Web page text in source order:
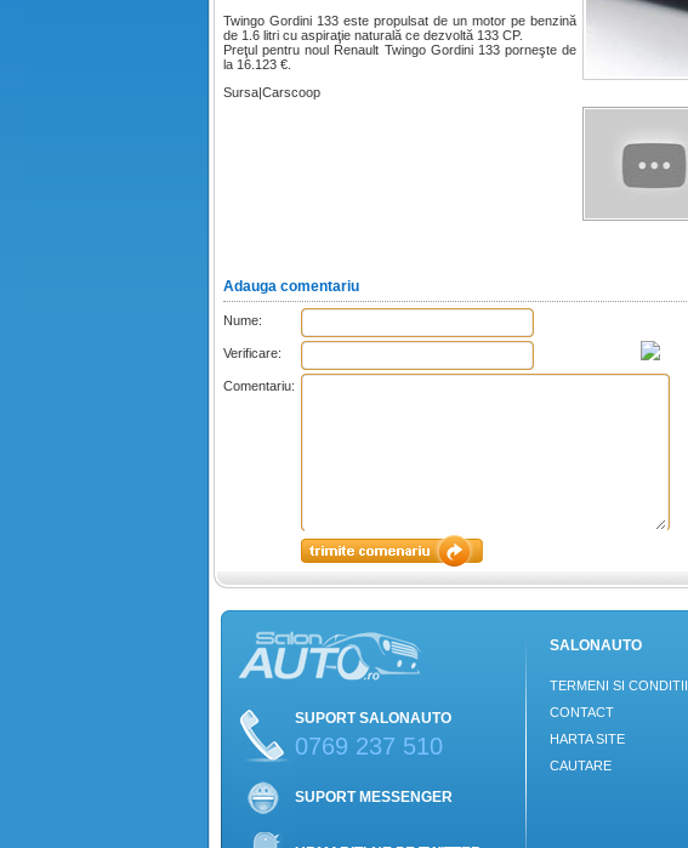
Twingo Gordini 133 este propulsat de un motor pe benzină
de 1.6 litri cu aspiraţie naturală ce dezvoltă 133 CP.
Preţul pentru noul Renault Twingo Gordini 133 porneşte de
la 16.123 €.
Sursa|Carscoop
Adauga comentariu
Nume:
Verificare:
Comentariu:
SUPORT SALONAUTO
0769 237 510
SUPORT MESSENGER
SALONAUTO
TERMENI SI CONDITII
CONTACT
HARTA SITE
CAUTARE